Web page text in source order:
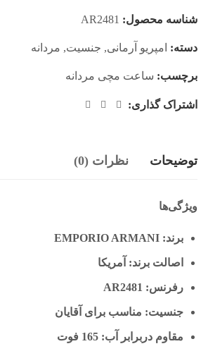
شناسه محصول: AR2481
دسته: امپریو آرمانی, جنسیت, مردانه
برچسب: ساعت مچی مردانه
اشتراک گذاری:
توضیحات نظرات (0)
ویژگی‌ها
برند: EMPORIO ARMANI
اصالت برند: آمریکا
رفرنس: AR2481
جنسیت: مناسب برای آقایان
مقاوم دربرابر آب: 165 فوت